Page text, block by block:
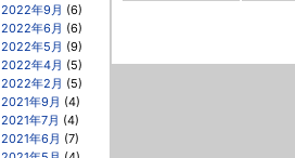
2022年9月 (6)
2022年6月 (6)
2022年5月 (9)
2022年4月 (5)
2022年2月 (5)
2021年9月 (4)
2021年7月 (4)
2021年6月 (7)